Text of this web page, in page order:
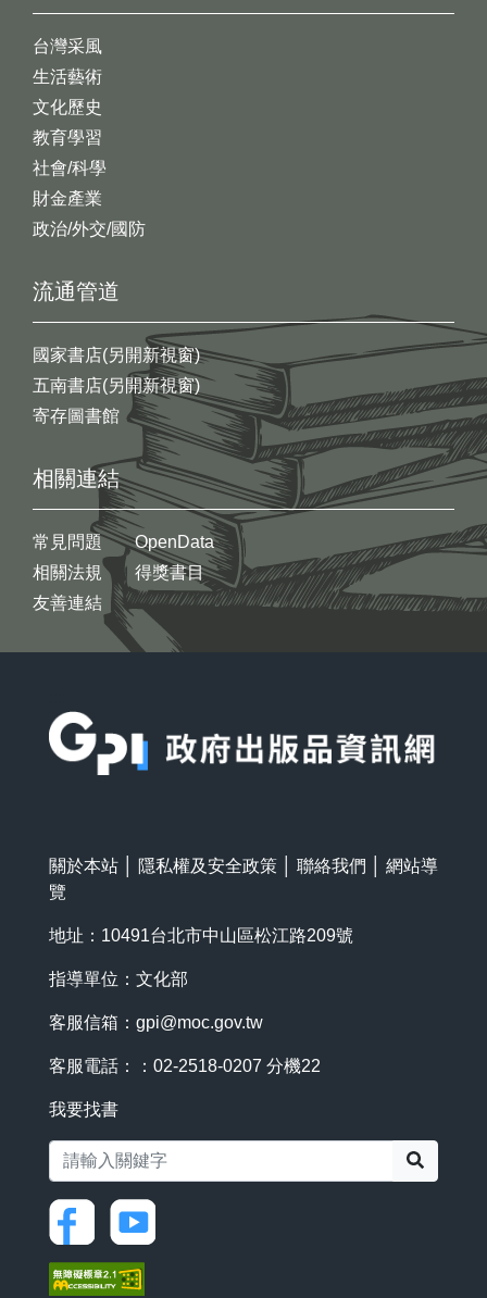
台灣采風
生活藝術
文化歷史
教育學習
社會/科學
財金產業
政治/外交/國防
流通管道
國家書店(另開新視窗)
五南書店(另開新視窗)
寄存圖書館
相關連結
常見問題
相關法規
友善連結
OpenData
得獎書目
關於本站 隱私權及安全政策 聯絡我們
網站導
覽
地址：10491台北市中山區松江路209號
指導單位：文化部
客服信箱： gpi@moc.gov.tw
客服電話：：02-2518-0207 分機22
我要找書